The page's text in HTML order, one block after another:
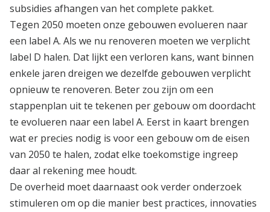
subsidies afhangen van het complete pakket.
Tegen 2050 moeten onze gebouwen evolueren naar
een label A. Als we nu renoveren moeten we verplicht
label D halen. Dat lijkt een verloren kans, want binnen
enkele jaren dreigen we dezelfde gebouwen verplicht
opnieuw te renoveren. Beter zou zijn om een
stappenplan uit te tekenen per gebouw om doordacht
te evolueren naar een label A. Eerst in kaart brengen
wat er precies nodig is voor een gebouw om de eisen
van 2050 te halen, zodat elke toekomstige ingreep
daar al rekening mee houdt.
De overheid moet daarnaast ook verder onderzoek
stimuleren om op die manier best practices, innovaties